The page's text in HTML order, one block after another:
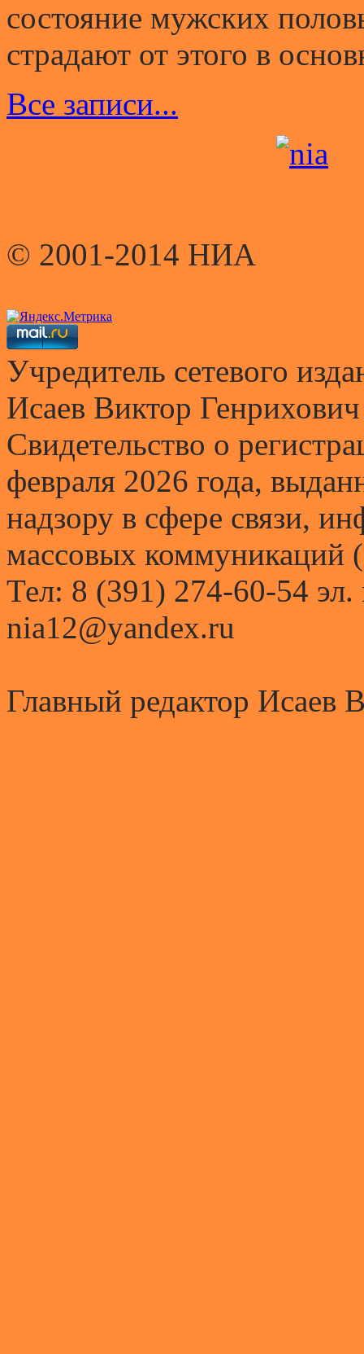
состояние мужских
страдают от этого в
Все записи...
© 2001-2014 НИА
Учредитель сетевого
Исаев Виктор Генрихович
Свидетельство о
февраля 2026 года,
надзору в сфере связи,
массовых коммуникаций
Тел: 8 (391) 274-60-54 эл.
nia12@yandex.ru
Главный редактор Исаев